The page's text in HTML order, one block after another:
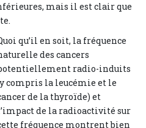
mais il est clair que
qu’il en soit, la fréquence
des cancers
radio-induits
compris la leucémie et le
de la thyroïde) et
de la radioactivité sur
fréquence montrent bien